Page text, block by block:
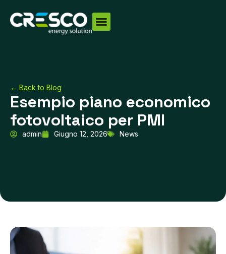
← Back to Blog
Esempio piano economico
fotovoltaico per PMI
admin Giugno 12, 2026 News